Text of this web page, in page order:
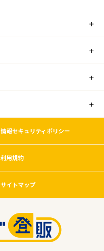
情報セキュリティポリシー
利用規約
サイトマップ